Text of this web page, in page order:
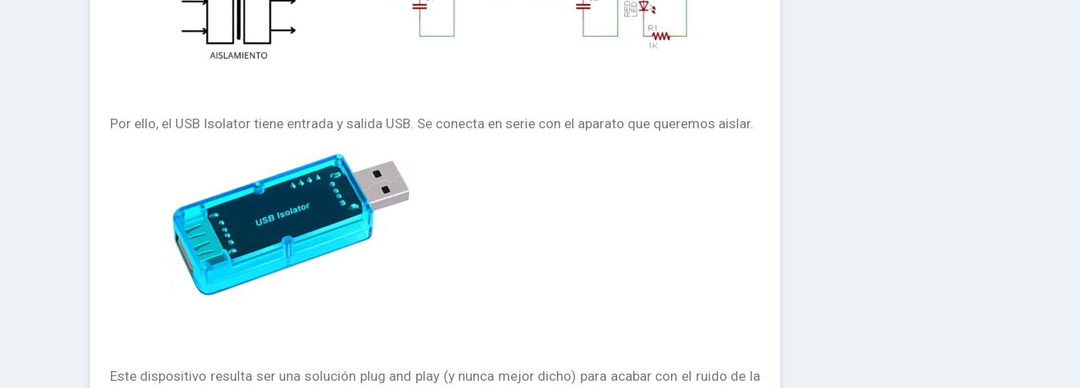
Por ello, el USB Isolator tiene entrada y salida USB. Se conecta en serie con el aparato que queremos aislar.
Este dispositivo resulta ser una solución plug and play (y nunca mejor dicho) para acabar con el ruido de la